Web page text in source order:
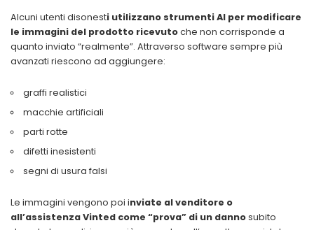
Alcuni utenti disonesti utilizzano strumenti AI per modificare
le immagini del prodotto ricevutoche non corrisponde a
quanto inviato “realmente”. Attraverso software sempre più
avanzati riescono ad aggiungere:
graffi realistici
macchie artificiali
parti rotte
difetti inesistenti
segni di usura falsi
Le immagini vengono poi inviate al venditore o
all’assistenza Vinted come “prova” di un dannosubito